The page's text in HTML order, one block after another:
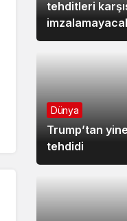
tehditleri
Dünya
Trump’tan
tehdidi